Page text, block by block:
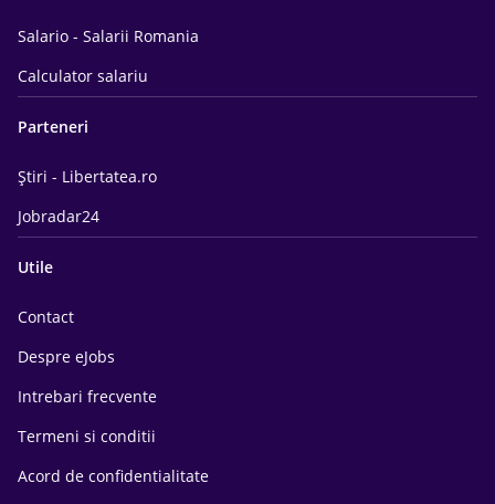
Salario - Salarii Romania
Calculator salariu
Parteneri
Știri - Libertatea.ro
Jobradar24
Utile
Contact
Despre eJobs
Intrebari frecvente
Termeni si conditii
Acord de confidentialitate